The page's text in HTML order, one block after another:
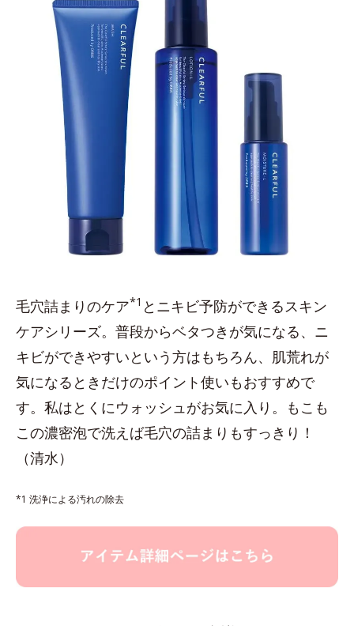
毛穴詰まりのケア*1 とニキビ予防ができるスキン
ケアシリーズ。普段からベタつきが気になる、ニ
キビができやすいという方はもちろん、肌荒れが
気になるときだけのポイント使いもおすすめで
す。私はとくにウォッシュがお気に入り。もこも
この濃密泡で洗えば毛穴の詰まりもすっきり！
（清水）
*1 洗浄による汚れの除去